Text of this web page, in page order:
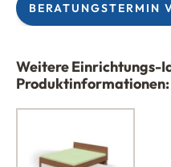
BERATUNGSTERMIN
Weitere Einrichtungs-
Produktinformationen: